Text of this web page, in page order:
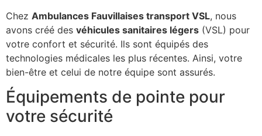
Chez Ambulances Fauvillaises transport VSL, nous
avons créé des véhicules sanitaires légers (VSL) pour
votre confort et sécurité. Ils sont équipés des
technologies médicales les plus récentes. Ainsi, votre
bien-être et celui de notre équipe sont assurés.
Équipements de pointe pour
votre sécurité